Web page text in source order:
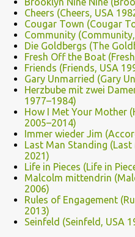
Cheers (Cheers, USA
Cougar Town (Cougar
Community
Die Goldbergs (The
Fresh Off the Boat
Friends (Friends, USA
Gary Unmarried (Gary
Herzbube mit zwei
1977–1984)
How I Met Your Mother
2005–2014)
Immer wieder Jim
Last Man Standing
2021)
Life in Pieces (Life in
Malcolm mittendrin
2006)
Rules of Engagement
2013)
Seinfeld (Seinfeld, USA